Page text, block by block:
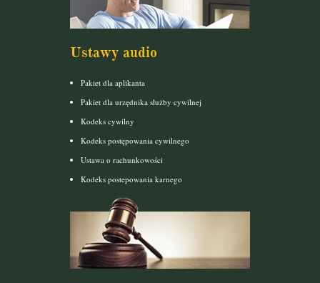
Ustawy audio
Pakiet dla aplikanta
Pakiet dla urzędnika służby cywilnej
Kodeks cywilny
Kodeks postępowania cywilnego
Ustawa o rachunkowości
Kodeks postepowania karnego